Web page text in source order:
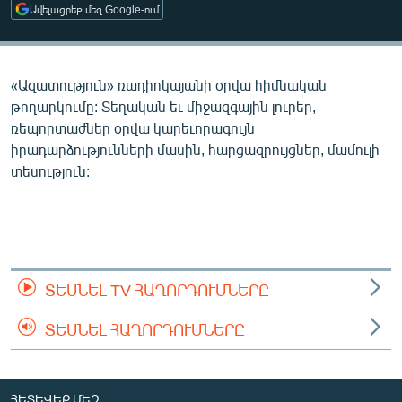
ՄԻՋԱԶԳԱՅԻՆ
ՄՇԱԿՈՒՅԹ
ՍՊՈՐՏ
ՄԵԿՆԱԲԱՆՈՒԹՅՈՒՆ
ՏՏ ԵՒ ԻՆՏԵՐՆԵՏ
ԿՈՐՈՆԱՎԻՐՈՒՍ
ԲԱՆԱՎԵՃ
ՁԳՏԵԼՈՎ ԼԱՎԱԳՈՒՅՆԻՆ
ՓՈԴՔԱՍԹ
Ավելացրեք մեզ Google-ում
«Ազատություն» ռադիոկայանի օրվա հիմնական
թողարկումը: Տեղական եւ միջազգային լուրեր,
ռեպորտաժներ օրվա կարեւորագույն
իրադարձությունների մասին, հարցազրույցներ, մամուլի
տեսություն:
ՏԵՍՆԵԼ TV ՀԱՂՈՐԴՈՒՄՆԵՐԸ
ՏԵՍՆԵԼ ՀԱՂՈՐԴՈՒՄՆԵՐԸ
ՀԵՏԵՎԵՔ ՄԵԶ